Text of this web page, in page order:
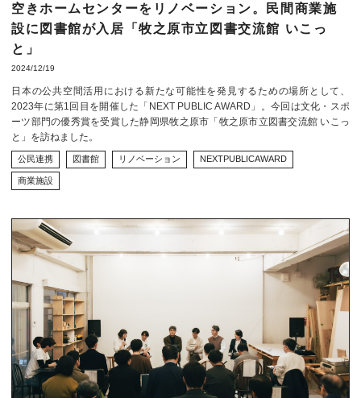
空きホームセンターをリノベーション。民間商業施
設に図書館が入居「牧之原市立図書交流館 いこっ
と」
2024/12/19
日本の公共空間活用における新たな可能性を発見するための場所として、
2023年に第1回目を開催した「NEXT PUBLIC AWARD」。今回は文化・スポ
ーツ部門の優秀賞を受賞した静岡県牧之原市「牧之原市立図書交流館 いこっ
と」を訪ねました。
公民連携 図書館 リノベーション NEXTPUBLICAWARD
商業施設